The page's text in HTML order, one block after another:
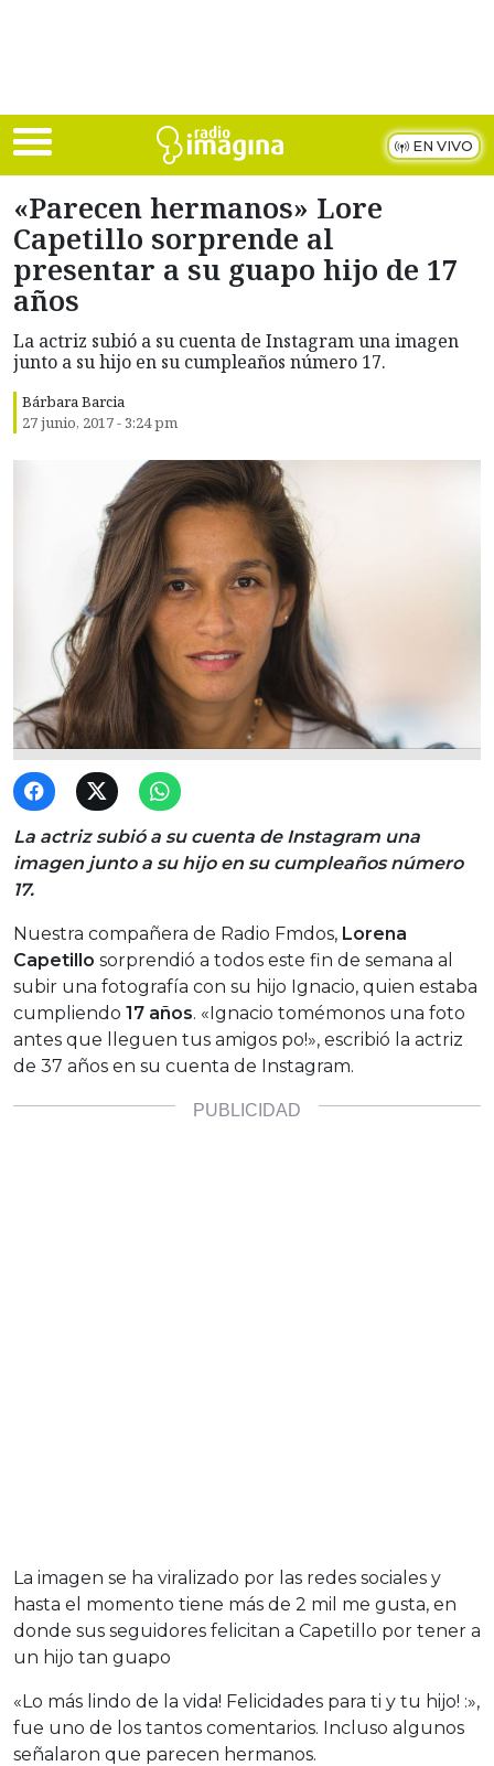
EN VIVO
«Parecen hermanos» Lore
Capetillo sorprende al
presentar a su guapo hijo de 17
años
La actriz subió a su cuenta de Instagram una imagen
junto a su hijo en su cumpleaños número 17.
Bárbara Barcia
27 junio, 2017 - 3:24 pm
La actriz subió a su cuenta de Instagram una
imagen junto a su hijo en su cumpleaños número
17.
Nuestra compañera de Radio Fmdos, Lorena
Capetillo sorprendió a todos este fin de semana al
subir una fotografía con su hijo Ignacio, quien estaba
cumpliendo 17 años. «Ignacio tomémonos una foto
antes que lleguen tus amigos po!», escribió la actriz
de 37 años en su cuenta de Instagram.
La imagen se ha viralizado por las redes sociales y
hasta el momento tiene más de 2 mil me gusta, en
donde sus seguidores felicitan a Capetillo por tener a
un hijo tan guapo
«Lo más lindo de la vida! Felicidades para ti y tu hijo! :»,
fue uno de los tantos comentarios. Incluso algunos
señalaron que parecen hermanos.